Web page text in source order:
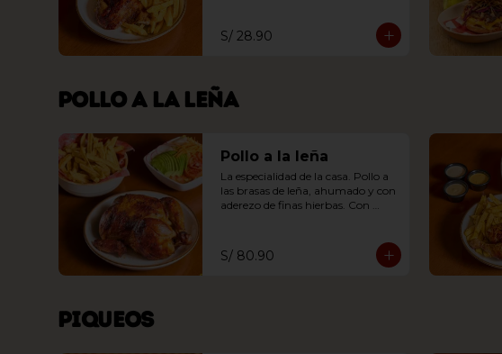
S/ 28.90
Pollo a la leña
Pollo a la leña
La especialidad de la casa. Pollo a
las brasas de leña, ahumado y con
aderezo de finas hierbas. Con
S/ 80.90
Piqueos